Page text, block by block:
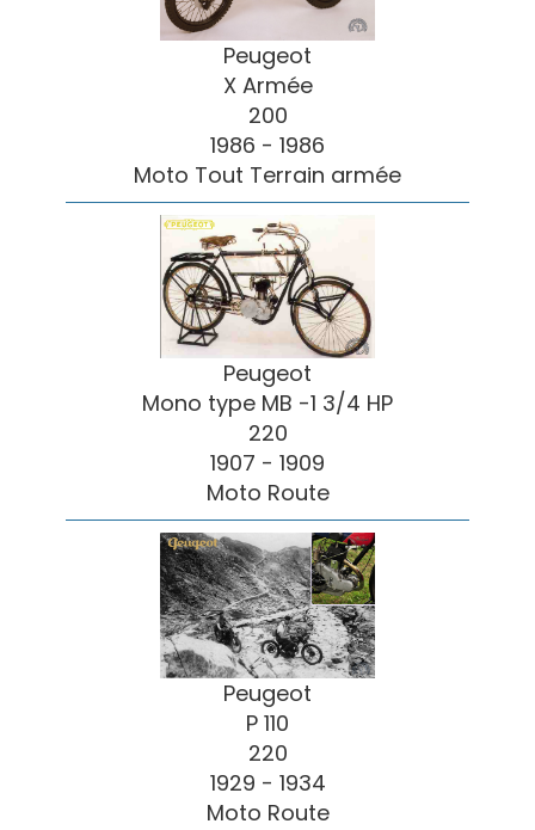
Peugeot
X Armée
200
1986 - 1986
Moto Tout Terrain armée
Peugeot
Mono type MB -1 3/4 HP
220
1907 - 1909
Moto Route
Peugeot
P 110
220
1929 - 1934
Moto Route